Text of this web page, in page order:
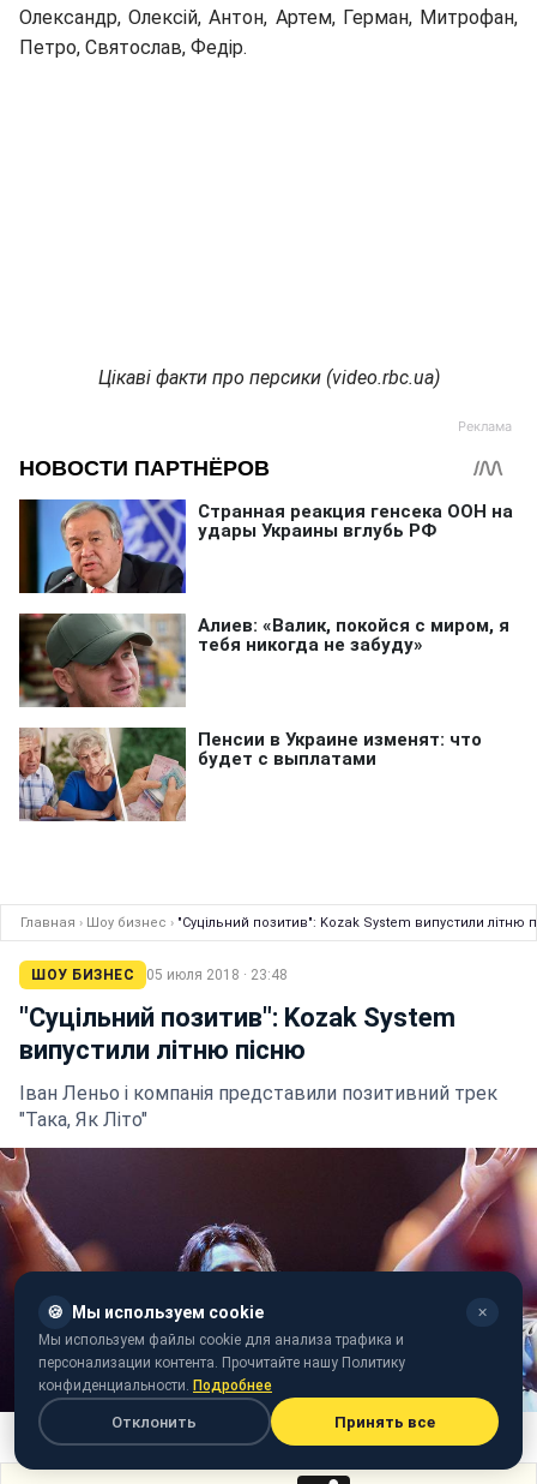
Олександр, Олексій, Антон, Артем, Герман, Митрофан,
Петро, ​​Святослав, Федір.
Цікаві факти про персики (video.rbc.ua)
Главная › Шоу бизнес › "Суцільний позитив": Kozak System випустили літню
ШОУ БИЗНЕС 05 июля 2018 · 23:48
"Суцільний позитив": Kozak System
випустили літню пісню
Іван Леньо і компанія представили позитивний трек
"Така, Як Літо"
Kozak System (фото: facebook.com/kozaksystemband)
🍪 Мы используем cookie ✕
Мы используем файлы cookie для анализа трафика и
персонализации контента. Прочитайте нашу Политику
конфиденциальности. Подробнее
Отклонить Принять все